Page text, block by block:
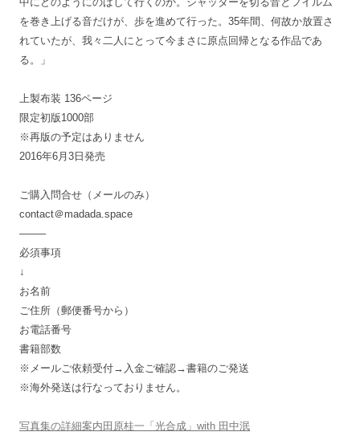
を巻き上げる音だけが、歩を進めて行った。35年間、何故か放置さ
れていたが、我々二人にとって今まさに原点回帰となる作品であ
る。」
上製布装 136ページ
限定初版1000部
※再版の予定はありません
2016年6月3日発売
ご購入問合せ（メールのみ）
contact＠madada.space
——–
必須事項
↓
お名前
ご住所（郵便番号から）
お電話番号
書籍部数
※メールご依頼受付→入金ご確認→書籍のご発送
※海外発送は行なっておりません。
写真集の詳細案内田原桂一「光合成」with 田中泯